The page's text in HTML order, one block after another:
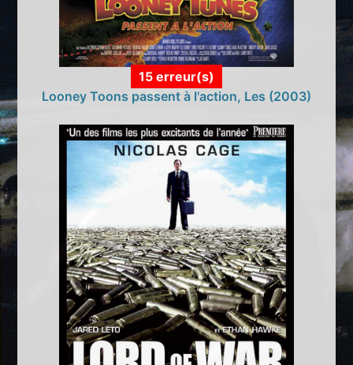
15 erreur(s)
Looney Toons passent à l'action, Les (2003)